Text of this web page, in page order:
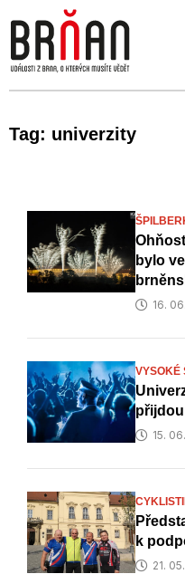
Tag: univerzity
bylo
16.
VYSOKÉ
15.
k
21.